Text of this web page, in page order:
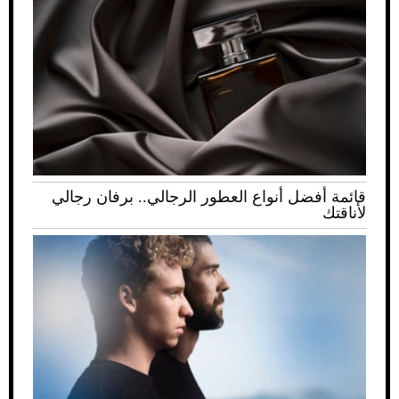
قائمة أفضل أنواع العطور الرجالي.. برفان رجالي
لأناقتك